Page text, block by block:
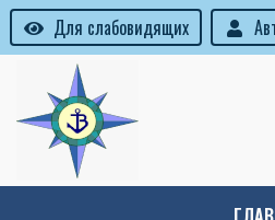
Для слабовидящих